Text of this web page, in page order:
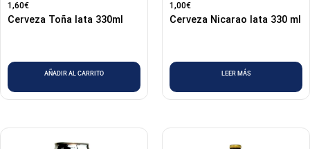
1,60€
Cerveza Toña lata 330ml
AÑADIR AL CARRITO
1,00€
Cerveza Nicarao lata 330 ml
LEER MÁS